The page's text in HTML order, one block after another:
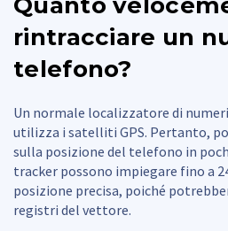
rintracciare un
telefono?
Un normale localizzatore di
utilizza i satelliti GPS. Pertanto,
sulla posizione del telefono in
tracker possono impiegare fino a
posizione precisa, poiché
registri del vettore.